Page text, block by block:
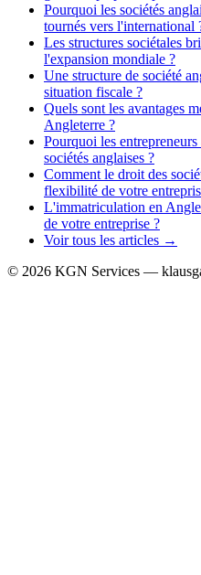
Pourquoi les sociétés
tournés vers l'international
Les structures sociétales
l'expansion mondiale ?
Une structure de société
situation fiscale ?
Quels sont les avantages
Angleterre ?
Pourquoi les
sociétés anglaises ?
Comment le droit des
flexibilité de votre
L'immatriculation en
de votre entreprise ?
Voir tous les articles →
© 2026 KGN Services —